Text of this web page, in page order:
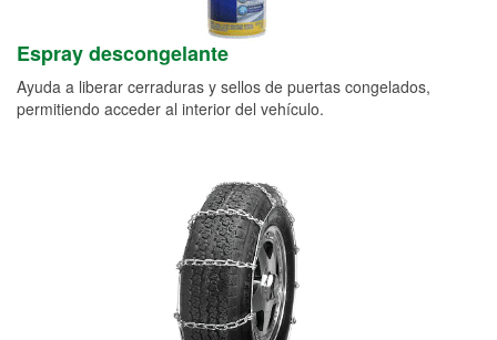
Espray descongelante
Ayuda a liberar cerraduras y sellos de puertas congelados,
permitiendo acceder al interior del vehículo.